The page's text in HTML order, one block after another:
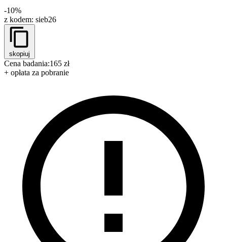
-10%
z kodem: sieb26
skopiuj
Cena badania:165 zł
+ opłata za pobranie